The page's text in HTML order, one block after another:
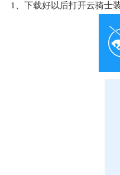
1、下载好以后打开云骑士